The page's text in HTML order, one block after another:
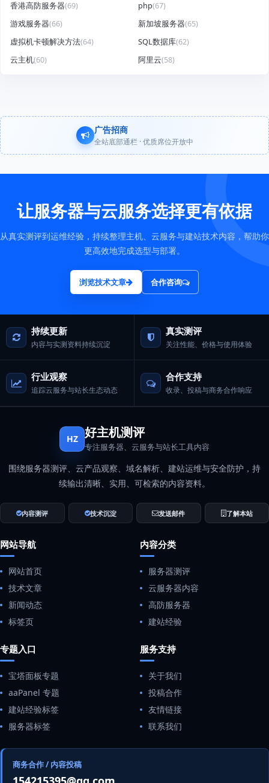
香港高防服务器(69) php(67)
游戏服务器(66) 新加坡服务器(65)
虚拟机卡顿解决方法(64) SQL数据库(62)
云主机(60) 阿里云(58)
广告招商
全站底部通栏 · 优质席位开放中
让服务器与云服务选择更有依据
从真实测评到运维经验，持续整理主机、云服务与建站技术内容，帮助你
更高效地完成选型与部署。
浏览技术文章 合作咨询
持续更新
内容与实测资料持续沉淀
真实测评
关注性能、价格与使用体验
行业观察
追踪云服务与站长生态动态
合作支持
收录、投稿与商务合作响应
HZ 好主机测评
专注服务器、云服务与站长工具内容
围绕服务器测评、云产品观察、域名解析、建站运维与安全防护，持
续输出清晰、实用、可检索的内容资料。
内容测评 技术沉淀 发送邮件 了解本站
网站导航
网站首页
技术文章
新闻动态
标签页
内容分类
服务器测评
云服务器内容
高防服务器
建站经验
专题入口
宝塔面板专题
aaPanel 专题
建站经验标签
服务器标签
服务支持
关于我们
投稿合作
友情链接
联系我们
商务合作 / 内容投稿